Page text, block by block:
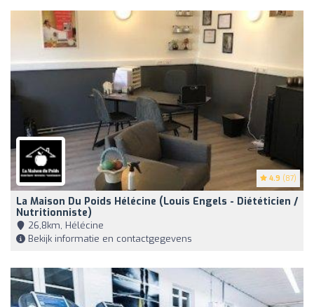
4.9 (87)
La Maison Du Poids Hélécine (Louis Engels - Diététicien /
Nutritionniste)
26,8km, Hélécine
Bekijk informatie en contactgegevens